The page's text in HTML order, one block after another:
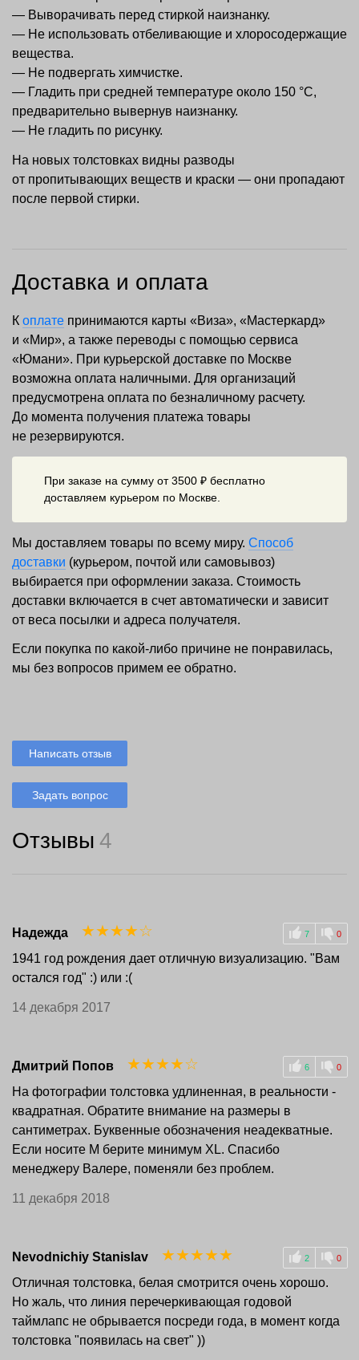
— Выворачивать перед стиркой наизнанку.
— Не использовать отбеливающие и хлоросодержащие
вещества.
— Не подвергать химчистке.
— Гладить при средней температуре около 150 °С,
предварительно вывернув наизнанку.
— Не гладить по рисунку.
На новых толстовках видны разводы
от пропитывающих веществ и краски — они пропадают
после первой стирки.
Доставка и оплата
К оплате принимаются карты «Виза», «Мастеркард»
и «Мир», а также переводы с помощью сервиса
«Юмани». При курьерской доставке по Москве
возможна оплата наличными. Для организаций
предусмотрена оплата по безналичному расчету.
До момента получения платежа товары
не резервируются.
При заказе на сумму от 3500 ₽ бесплатно
доставляем курьером по Москве.
Мы доставляем товары по всему миру. Способ
доставки (курьером, почтой или самовывоз)
выбирается при оформлении заказа. Стоимость
доставки включается в счет автоматически и зависит
от веса посылки и адреса получателя.
Если покупка по какой-либо причине не понравилась,
мы без вопросов примем ее обратно.
Написать отзыв
Задать вопрос
Отзывы 4
Надежда 7 0
☆
☆
☆
☆
☆
1941 год рождения дает отличную визуализацию. "Вам
остался год" :) или :(
14 декабря 2017
Дмитрий Попов 6 0
☆
☆
☆
☆
☆
На фотографии толстовка удлиненная, в реальности -
квадратная. Обратите внимание на размеры в
сантиметрах. Буквенные обозначения неадекватные.
Если носите M берите минимум XL. Спасибо
менеджеру Валере, поменяли без проблем.
11 декабря 2018
Nevodnichiy Stanislav 2 0
☆
☆
☆
☆
☆
Отличная толстовка, белая смотрится очень хорошо.
Но жаль, что линия перечеркивающая годовой
таймлапс не обрывается посреди года, в момент когда
толстовка "появилась на свет" ))